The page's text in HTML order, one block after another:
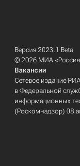
Версия 2023.1 Beta
© 2026 МИА «Россия
Вакансии
Сетевое издание
в Федеральной
информационных
(Роскомнадзор) 08